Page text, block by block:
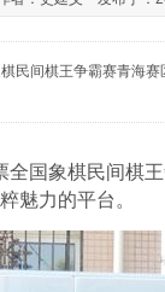
间棋王争霸赛青海
全国象棋民间棋
魅力的平台。